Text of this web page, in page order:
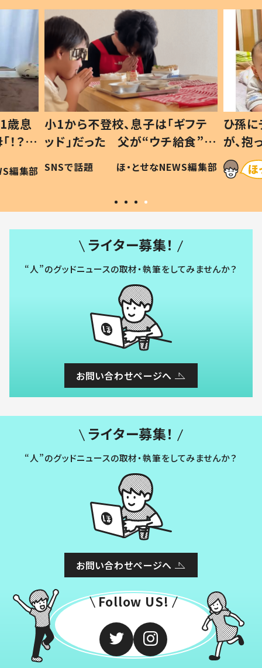
フテ
食”を
編集部
ひ孫にデレデレな80歳じいじ
が、抱っこすると…ひ孫の反応に
「涙が出ました」「可愛くて仕方な
い」
ほ・とせなNEWS編集部
ライター募集！
“人”のグッドニュースの取材・執筆をしてみませんか？
お問い合わせページへ
ライター募集！
“人”のグッドニュースの取材・執筆をしてみませんか？
お問い合わせページへ
Follow US!